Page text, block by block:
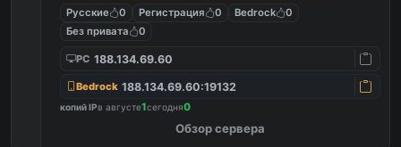
Русские 0 Регистрация 0 Bedrock
0
Без привата
0
PC 188.134.69.60
Bedrock 188.134.69.60:19132
копий IPв августе1сегодня0
Обзор сервера